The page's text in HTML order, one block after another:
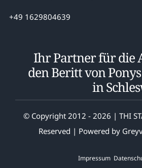
+49 1629804639
Ihr Partner für die
den Beritt von
in
© Copyright 2012 - 2026 | THI
Reserved | Powered by
Impressum